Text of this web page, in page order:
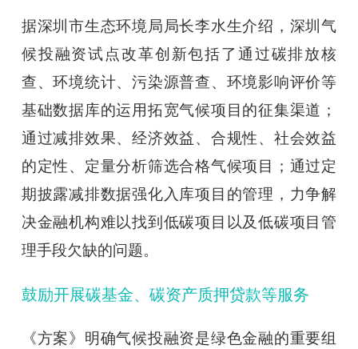
据深圳市生态环境局局长李水生介绍，深圳气
候投融资试点改革创新包括了通过碳排放核
查、环境统计、污染源普查、环境影响评价等
基础数据库的运用拓宽气候项目的征集渠道；
通过减排效果、经济效益、合规性、社会效益
的定性、定量分析筛选合格气候项目；通过定
期披露减排数据强化入库项目的管理，力争解
决金融机构难以找到低碳项目以及低碳项目管
理手段欠缺的问题。
鼓励开展碳基金、碳资产质押贷款等服务
《方案》明确气候投融资是绿色金融的重要组